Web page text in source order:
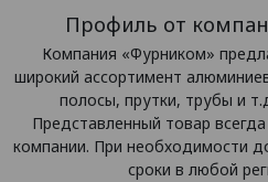
Профиль от
Компания «Фурником»
широкий ассортимент
полосы, прутки, трубы и
Представленный товар
компании. При необходимости
сроки в любой